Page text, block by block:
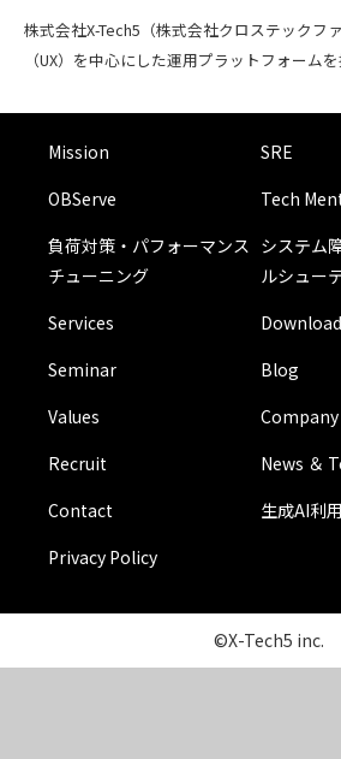
株式会社X-Tech5（株式会社クロステックフ
（UX）を中心にした運用プラットフォームを
Mission
SRE
OBServe
Tech
負荷対策・パフォーマンス
チューニング
システム
ルシュー
Services
Download
Seminar
Blog
Values
Company
Recruit
News ＆
Contact
生成AI利
Privacy Policy
©X-Tech5 inc.